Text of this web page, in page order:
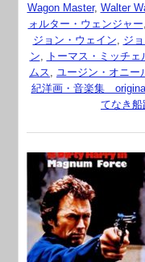
Wagon Master, Walter
ォルター・ウェンジャー
ジョン・ウェイン
ジ
ン
トーマス・ミッチェ
ムス
ユージン・オニー
紀洋画・音楽集
てなき船